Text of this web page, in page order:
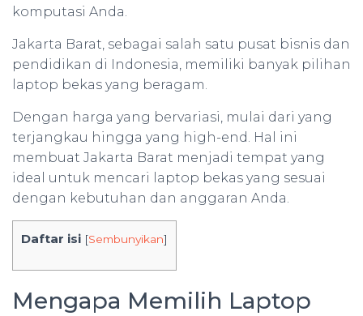
komputasi Anda.
Jakarta Barat, sebagai salah satu pusat bisnis dan
pendidikan di Indonesia, memiliki banyak pilihan
laptop bekas yang beragam.
Dengan harga yang bervariasi, mulai dari yang
terjangkau hingga yang high-end. Hal ini
membuat Jakarta Barat menjadi tempat yang
ideal untuk mencari laptop bekas yang sesuai
dengan kebutuhan dan anggaran Anda.
Daftar isi [Sembunyikan]
Mengapa Memilih Laptop